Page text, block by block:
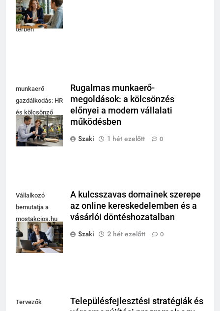
fényes
coworking
térben
munkaerő
gazdálkodás: HR
és kölcsönző
egyeztet modern
műhely mellett
Rugalmas munkaerő-
megoldások: a kölcsönzés
előnyei a modern vállalati
működésben
Szaki
1 hét ezelőtt 0
Vállalkozó
bemutatja a
mostakcios.hu
domain név
megszerzését.
A kulcsszavas domainek szerepe
az online kereskedelemben és a
vásárlói döntéshozatalban
Szaki
2 hét ezelőtt 0
Tervezők
Településfejlesztési stratégiák és